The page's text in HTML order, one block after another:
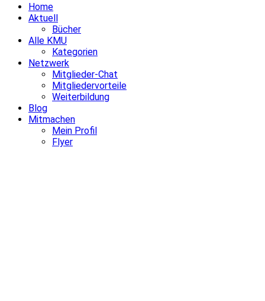
Home
Aktuell
Bücher
Alle KMU
Kategorien
Netzwerk
Mitglieder-Chat
Mitgliedervorteile
Weiterbildung
Blog
Mitmachen
Mein Profil
Flyer